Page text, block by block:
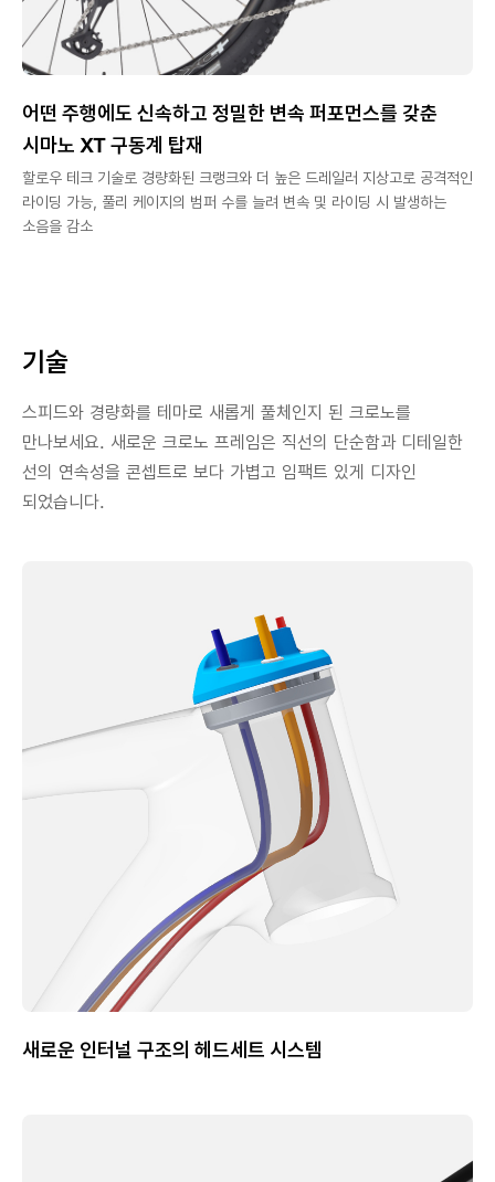
어떤 주행에도 신속하고 정밀한 변속 퍼포먼스를 갖춘
시마노 XT 구동계 탑재
할로우 테크 기술로 경량화된 크랭크와 더 높은 드레일러 지상고로 공격적인
라이딩 가능, 풀리 케이지의 범퍼 수를 늘려 변속 및 라이딩 시 발생하는
소음을 감소
기술
스피드와 경량화를 테마로 새롭게 풀체인지 된 크로노를
만나보세요. 새로운 크로노 프레임은 직선의 단순함과 디테일한
선의 연속성을 콘셉트로 보다 가볍고 임팩트 있게 디자인
되었습니다.
새로운 인터널 구조의 헤드세트 시스템